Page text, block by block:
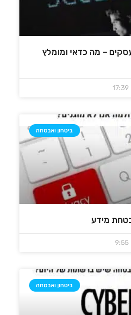
– מה כדאי ומומלץ
ביטחון ואבטחה
מידע
ביטחון ואבטחה